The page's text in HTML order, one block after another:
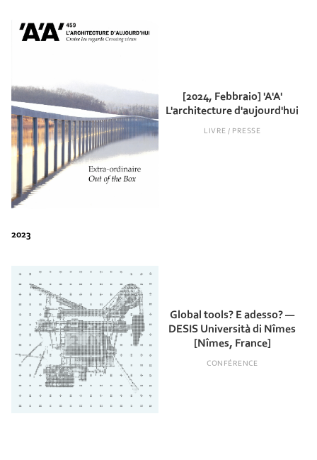
[2024, Febbraio] 'A'A'
L'architecture d'aujourd'hui
LIVRE / PRESSE
Global tools? E adesso? —
DESIS Università di Nîmes
[Nîmes, France]
CONFÉRENCE